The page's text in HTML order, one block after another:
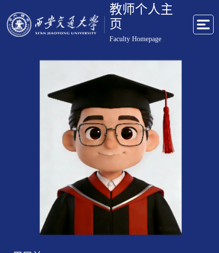
教师个人主
页
Faculty Homepage